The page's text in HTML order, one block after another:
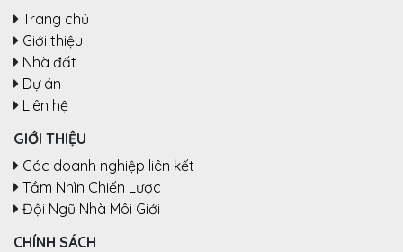
Trang chủ
Giới thiệu
Nhà đất
Dự án
Liên hệ
GIỚI THIỆU
Các doanh nghiệp liên kết
Tầm Nhìn Chiến Lược
Đội Ngũ Nhà Môi Giới
CHÍNH SÁCH